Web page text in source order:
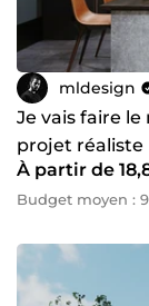
mldesign
Je vais faire
projet réaliste
À partir de
Budget moyen :